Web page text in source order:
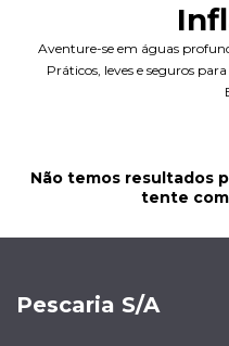
Aventure-se em águas
Práticos, leves e seguros
Não temos resultados
tente
Pescaria S/A